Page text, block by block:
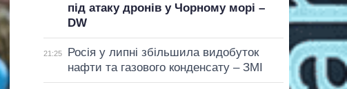
під атаку дронів у Чорному морі –
DW
21:25
Росія у липні збільшила видобуток
нафти та газового конденсату – ЗМІ